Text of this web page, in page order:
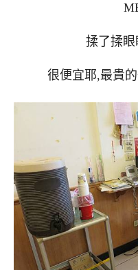
揉了揉
很便宜耶,最貴